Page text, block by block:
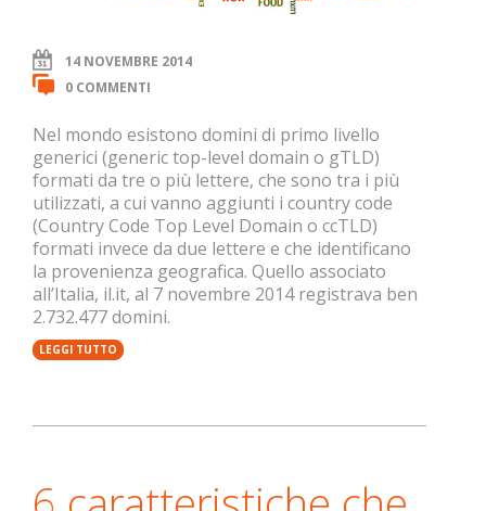
14 NOVEMBRE 2014
0 COMMENTI
Nel mondo esistono domini di primo livello
generici (generic top-level domain o gTLD)
formati da tre o più lettere, che sono tra i più
utilizzati, a cui vanno aggiunti i country code
(Country Code Top Level Domain o ccTLD)
formati invece da due lettere e che identificano
la provenienza geografica. Quello associato
all’Italia, il.it, al 7 novembre 2014 registrava ben
2.732.477 domini.
LEGGI TUTTO